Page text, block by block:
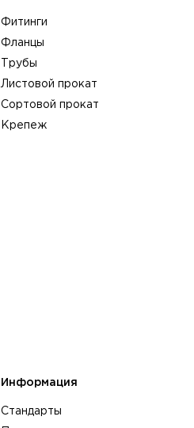
Фитинги
Фланцы
Трубы
Листовой прокат
Сортовой прокат
Крепеж
Информация
Стандарты